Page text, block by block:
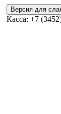
Версия для
Касса: +7